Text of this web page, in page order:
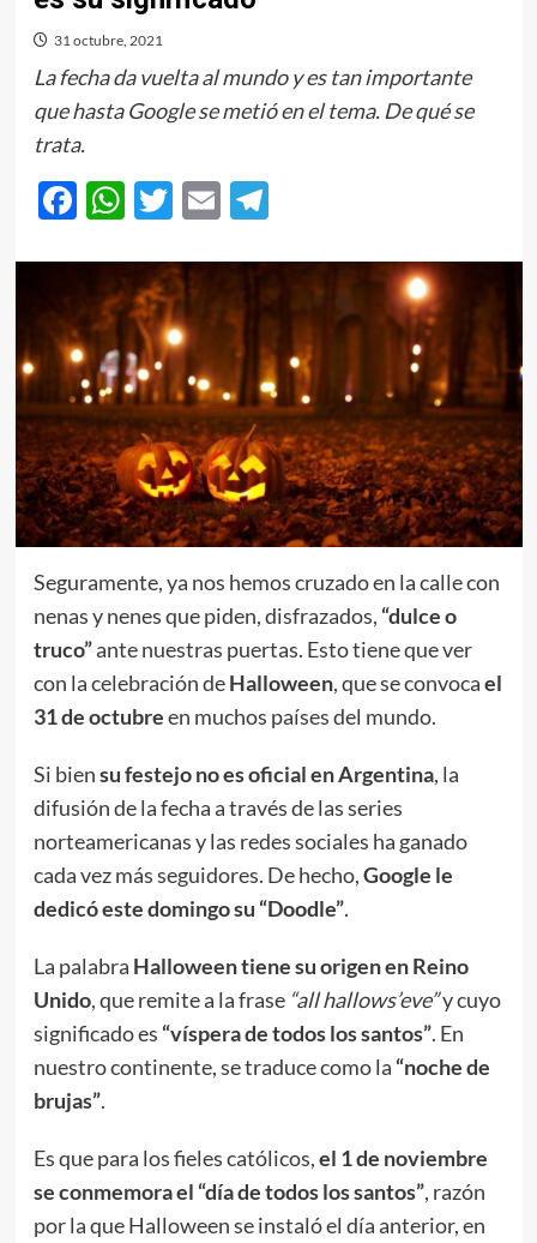
31 octubre, 2021
La fecha da vuelta al mundo y es tan importante
que hasta Google se metió en el tema. De qué se
trata.
Facebook
WhatsApp
Twitter
EmailTelegram
Seguramente, ya nos hemos cruzado en la calle con
nenas y nenes que piden, disfrazados, “dulce o
truco”ante nuestras puertas. Esto tiene que ver
con la celebración deHalloween, que se convocael
31 de octubreen muchos países del mundo.
Si biensu festejo no es oficialen Argentina, la
difusión de la fecha a través de las series
norteamericanas y las redes sociales ha ganado
cada vez más seguidores. De hecho,Google le
dedicó este domingo su “Doodle”.
La palabra Halloween tiene su origen en Reino
Unido, que remite a la frase“all hallows’eve”y cuyo
significado es “víspera de todos los santos”. En
nuestro continente, se traduce como la “noche de
brujas”.
Es que para los fieles católicos,el 1 de noviembre
se conmemora el “día de todos los santos”, razón
por la que Halloween se instaló el día anterior, en